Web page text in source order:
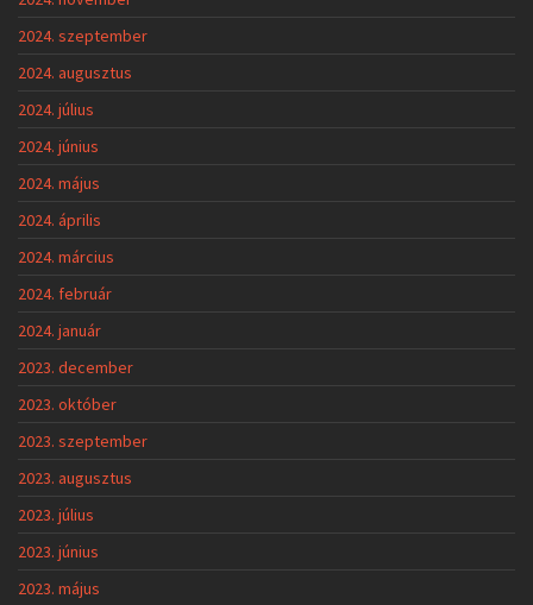
2024. szeptember
2024. augusztus
2024. július
2024. június
2024. május
2024. április
2024. március
2024. február
2024. január
2023. december
2023. október
2023. szeptember
2023. augusztus
2023. július
2023. június
2023. május